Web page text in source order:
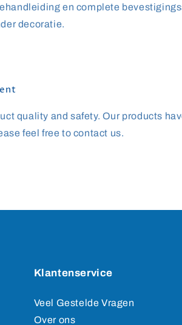
en complete
decoratie.
quality and safety. Our products
feel free to contact us.
Klantenservice
Veel Gestelde Vragen
Over ons